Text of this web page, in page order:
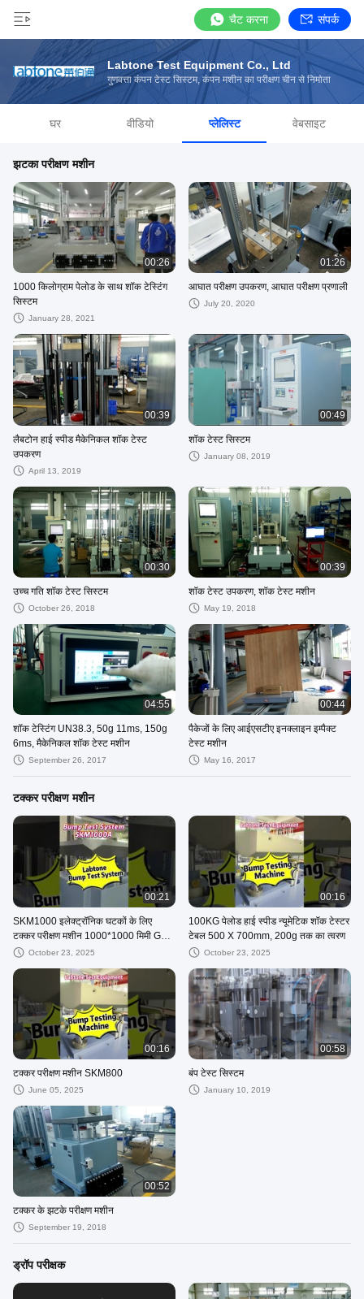
चैट करना संपर्क
Labtone Test Equipment Co., Ltd
गुणवत्ता कंपन टेस्ट सिस्टम, कंपन मशीन का परीक्षण चीन से निर्माता
घर वीडियो प्लेलिस्ट वेबसाइट
झटका परीक्षण मशीन
00:26
1000 किलोग्राम पेलोड के साथ शॉक टेस्टिंग
सिस्टम
January 28, 2021
01:26
आघात परीक्षण उपकरण, आघात परीक्षण प्रणाली
July 20, 2020
00:39
लैबटोन हाई स्पीड मैकेनिकल शॉक टेस्ट
उपकरण
April 13, 2019
00:49
शॉक टेस्ट सिस्टम
January 08, 2019
00:30
उच्च गति शॉक टेस्ट सिस्टम
October 26, 2018
00:39
शॉक टेस्ट उपकरण, शॉक टेस्ट मशीन
May 19, 2018
04:55
शॉक टेस्टिंग UN38.3, 50g 11ms, 150g
6ms, मैकेनिकल शॉक टेस्ट मशीन
September 26, 2017
00:44
पैकेजों के लिए आईएसटीए इनक्लाइन इम्पैक्ट
टेस्ट मशीन
May 16, 2017
टक्कर परीक्षण मशीन
00:21
SKM1000 इलेक्ट्रॉनिक घटकों के लिए
टक्कर परीक्षण मशीन 1000*1000 मिमी GB
T2423 के अनुरूप है।6
October 23, 2025
00:16
100KG पेलोड हाई स्पीड न्यूमेटिक शॉक टेस्टर
टेबल 500 X 700mm, 200g तक का त्वरण
October 23, 2025
00:16
टक्कर परीक्षण मशीन SKM800
June 05, 2025
00:58
बंप टेस्ट सिस्टम
January 10, 2019
00:52
टक्कर के झटके परीक्षण मशीन
September 19, 2018
ड्रॉप परीक्षक